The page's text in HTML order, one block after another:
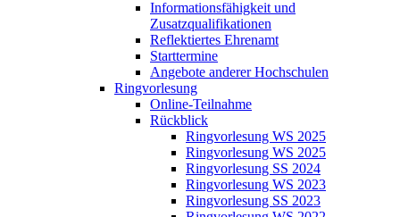
Informationsfähigkeit und
Zusatzqualifikationen
Reflektiertes Ehrenamt
Starttermine
Angebote anderer Hochschulen
Ringvorlesung
Online-Teilnahme
Rückblick
Ringvorlesung WS 2025
Ringvorlesung WS 2025
Ringvorlesung SS 2024
Ringvorlesung WS 2023
Ringvorlesung SS 2023